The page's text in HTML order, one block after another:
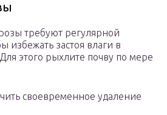
требуют регулярной
избежать застоя влаги в
этого рыхлите почву по мере
своевременное удаление